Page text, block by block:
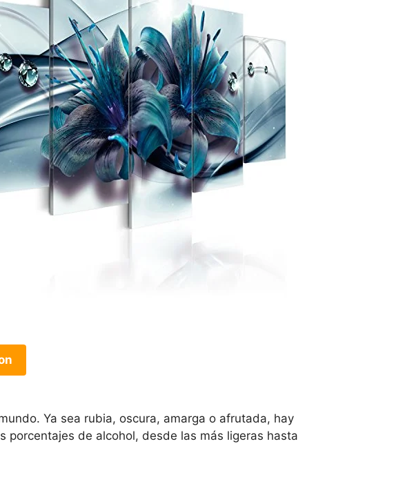
Ya sea rubia, oscura, amarga o afrutada, hay
porcentajes de alcohol, desde las más ligeras hasta